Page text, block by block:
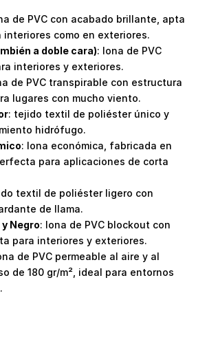
de PVC con acabado brillante, apta
como en exteriores.
a doble cara): lona de PVC
interiores y exteriores.
de PVC transpirable con estructura
lugares con mucho viento.
: tejido textil de poliéster único y
hidrófugo.
: lona económica, fabricada en
para aplicaciones de corta
textil de poliéster ligero con
de llama.
Negro: lona de PVC blockout con
para interiores y exteriores.
de PVC permeable al aire y al
de 180 gr/m², ideal para entornos